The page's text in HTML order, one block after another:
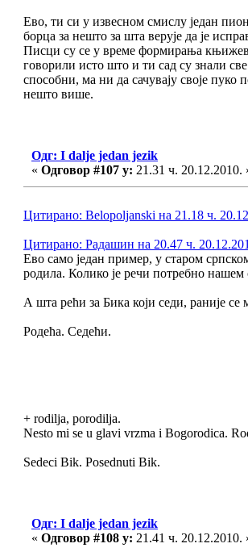
Ево, ти си у извесном смислу један
борца за нешто за шта верује да је
Писци су се у време формирања
говорили исто што и ти сад су знали
способни, ма ни да сачувају своје пуко
нешто више.
Одг: I dalje jedan jezik
« Одговор #107 у: 21.31 ч. 20.12.2010.
Цитирано: Belopoljanski на 21.18 ч.
Цитирано: Радашин на 20.47 ч.
Ево само један пример, у старом
родила. Колико је речи потребно нашем
А шта рећи за Бика који седи, раније се
Родећа. Седећи.
+ rodilja, porodilja.
Nesto mi se u glavi vrzma i Bogorodica.
Sedeci Bik. Posednuti Bik.
Одг: I dalje jedan jezik
« Одговор #108 у: 21.41 ч. 20.12.2010.